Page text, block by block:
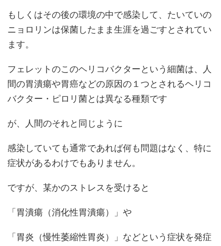
もしくはその後の環境の中で感染して、たいていの
ニョロリンは保菌したまま生涯を過ごすとされてい
ます。
フェレットのこのヘリコバクターという細菌は、人
間の胃潰瘍や胃癌などの原因の１つとされるヘリコ
バクター・ピロリ菌とは異なる種類です
が、人間のそれと同じように
感染していても通常であれば何も問題はなく、特に
症状があるわけでもありません。
ですが、某かのストレスを受けると
「胃潰瘍（消化性胃潰瘍）」や
「胃炎（慢性萎縮性胃炎）」などという症状を発症